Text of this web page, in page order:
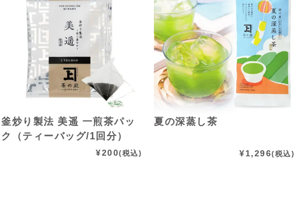
釜炒り製法 美遥 一煎茶パッ
ク（ティーバッグ/1回分）
¥200(税込)
夏の深蒸し茶
¥1,296(税込)